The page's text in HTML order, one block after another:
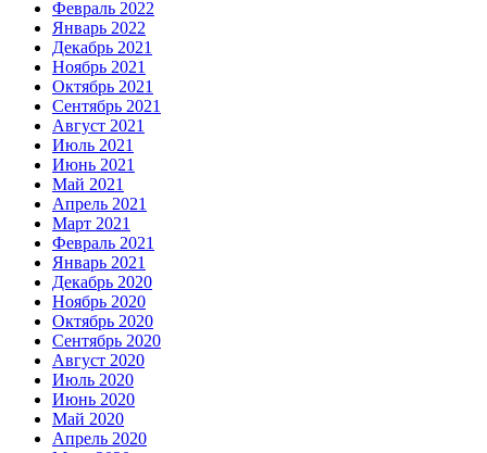
Февраль 2022
Январь 2022
Декабрь 2021
Ноябрь 2021
Октябрь 2021
Сентябрь 2021
Август 2021
Июль 2021
Июнь 2021
Май 2021
Апрель 2021
Март 2021
Февраль 2021
Январь 2021
Декабрь 2020
Ноябрь 2020
Октябрь 2020
Сентябрь 2020
Август 2020
Июль 2020
Июнь 2020
Май 2020
Апрель 2020